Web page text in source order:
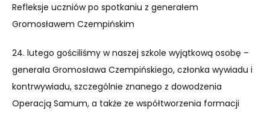
Refleksje uczniów po spotkaniu z generałem
Gromosławem Czempińskim
24. lutego gościliśmy w naszej szkole wyjątkową osobę –
generała Gromosława Czempińskiego, członka wywiadu i
kontrwywiadu, szczególnie znanego z dowodzenia
Operacją Samum, a także ze współtworzenia formacji